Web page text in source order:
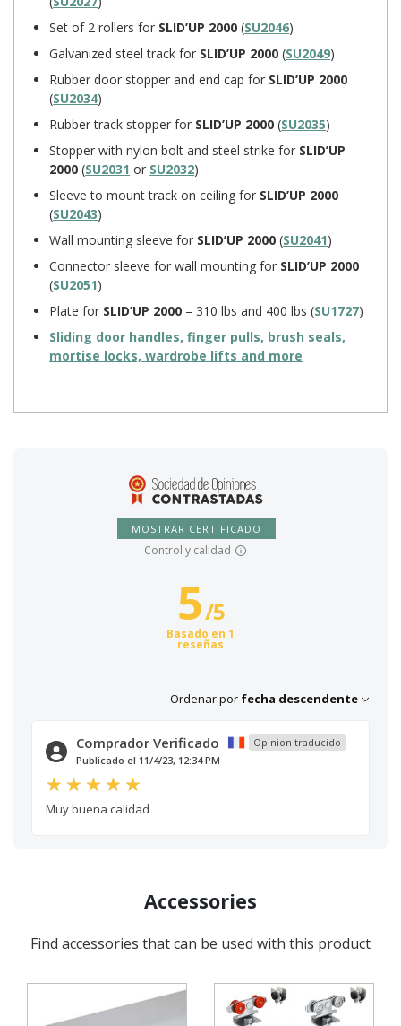
Set of 2 rollers for SLID’UP 2000(SU2046)
Galvanized steel track for SLID’UP 2000(SU2049)
Rubber door stopper and end cap for SLID’UP 2000
(SU2034)
Rubber track stopper for SLID’UP 2000 (SU2035)
Stopper with nylon bolt and steel strike for SLID’UP
2000 (SU2031 or SU2032)
Sleeve to mount track on ceiling for SLID’UP 2000
(SU2043)
Wall mounting sleeve for SLID’UP 2000 (SU2041)
Connector sleeve for wall mounting for SLID’UP 2000
(SU2051)
Plate for SLID’UP 2000 – 310 lbs and 400 lbs (SU1727)
Sliding door handles, finger pulls, brush seals,
mortise locks, wardrobe lifts and more
MOSTRAR CERTIFICADO
Control y calidad
5/5
Basado en 1
reseñas
Ordenar por fecha descendente
Comprador Verificado
Opinion traducido
Publicado el 11/4/23, 12:34 PM
Muy buena calidad
Accessories
Find accessories that can be used with this product